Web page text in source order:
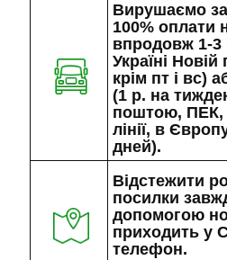
Вирушаємо
100% оплати
впродовж 1-3
Україні
крім пт і вс)
(1 р. на
поштою, ПЕК,
лінії, в
дней).
Відстежити
посилки
допомогою
приходить у
телефон.